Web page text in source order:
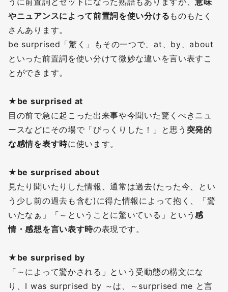
やニュアンスによって前置詞を使い分ける ものもたく
さんあります。
be surprised「驚く」もその一つで、at、by、about
といった前置詞を使い分けて微妙な違いを言い表すこ
とができます。
★be surprised at
目の前で急に起こった出来事や今聞いた驚くべきニュ
ースなどにその場で「びっくりした！」と思う 突発的
な感情を表す時に使います。
★be surprised about
見たり聞いたりした情報、通常は過去(たった今、とい
う少し前の過去も含む)に得た情報によって抱く、「驚
いたなぁ」「～ということに驚いている」という感
情・感想を言い表す時の表現です。
★be surprised by
「～によって驚かされる」という受動態の構文にな
り、I was surprised by ～は、～surprised me と言